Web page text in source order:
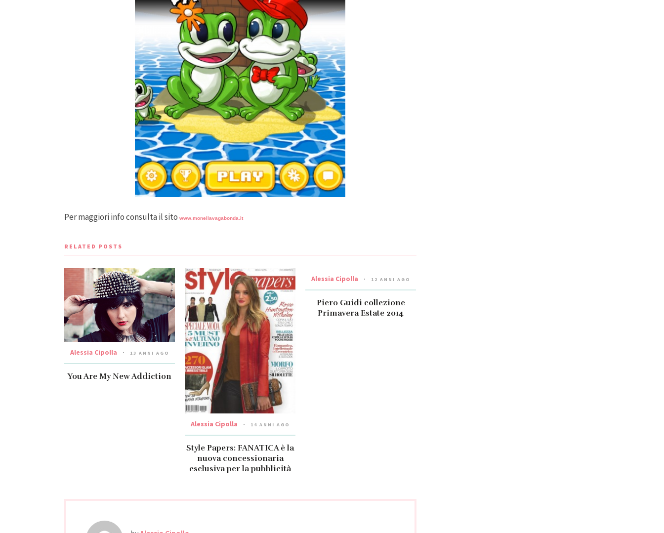
Per maggiori info consulta il sito www.monellavagabonda.it
RELATED POSTS
Alessia Cipolla 13 ANNI AGO
You Are My New Addiction
Alessia Cipolla 14 ANNI AGO
Style Papers: FANATICA è la
nuova concessionaria
esclusiva per la pubblicità
Alessia Cipolla 12 ANNI AGO
Piero Guidi collezione
Primavera Estate 2014